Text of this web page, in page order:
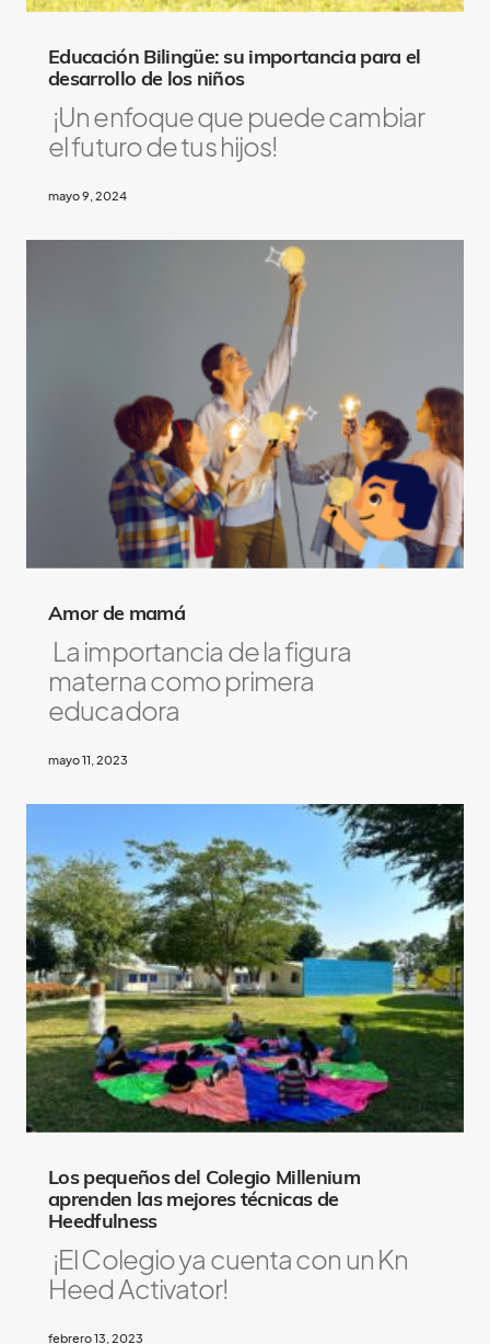
Educación Bilingüe: su importancia para el
desarrollo de los niños
¡Un enfoque que puede cambiar
el futuro de tus hijos!
mayo 9, 2024
Amor de mamá
La importancia de la figura
materna como primera
educadora
mayo 11, 2023
Los pequeños del Colegio Millenium
aprenden las mejores técnicas de
Heedfulness
¡El Colegio ya cuenta con un Kn
Heed Activator!
febrero 13, 2023